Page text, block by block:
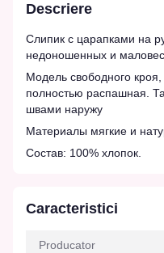
Descriere
Слипик с царапками на
недоношенных и
Модель свободного
полностью распашная.
швами наружу
Материалы мягкие и
Состав: 100% хлопок.
Caracteristici
Producator